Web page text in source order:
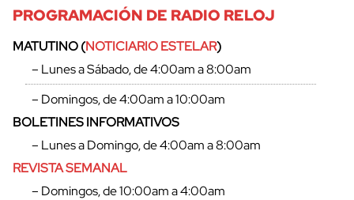
PROGRAMACIÓN DE RADIO RELOJ
MATUTINO (NOTICIARIO ESTELAR)
– Lunes a Sábado, de 4:00am a 8:00am
– Domingos, de 4:00am a 10:00am
BOLETINES INFORMATIVOS
– Lunes a Domingo, de 4:00am a 8:00am
REVISTA SEMANAL
– Domingos, de 10:00am a 4:00am